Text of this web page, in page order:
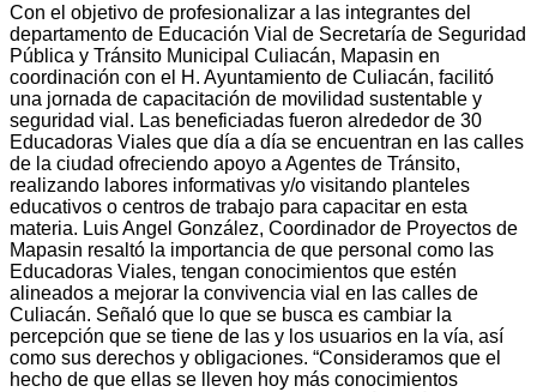
Con el objetivo de profesionalizar a las integrantes del
departamento de Educación Vial de Secretaría de Seguridad
Pública y Tránsito Municipal Culiacán, Mapasin en
coordinación con el H. Ayuntamiento de Culiacán, facilitó
una jornada de capacitación de movilidad sustentable y
seguridad vial. Las beneficiadas fueron alrededor de 30
Educadoras Viales que día a día se encuentran en las calles
de la ciudad ofreciendo apoyo a Agentes de Tránsito,
realizando labores informativas y/o visitando planteles
educativos o centros de trabajo para capacitar en esta
materia. Luis Angel González, Coordinador de Proyectos de
Mapasin resaltó la importancia de que personal como las
Educadoras Viales, tengan conocimientos que estén
alineados a mejorar la convivencia vial en las calles de
Culiacán. Señaló que lo que se busca es cambiar la
percepción que se tiene de las y los usuarios en la vía, así
como sus derechos y obligaciones. “Consideramos que el
hecho de que ellas se lleven hoy más conocimientos